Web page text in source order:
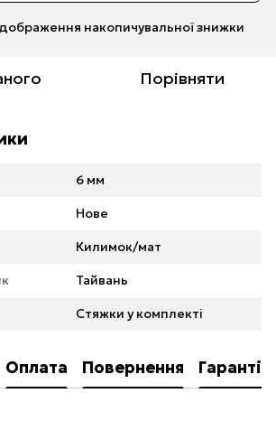
накопичувальної знижки
Порівняти
6 мм
Нове
Килимок/мат
Тайвань
Стяжки у комплекті
Оплата Повернення Гарантія